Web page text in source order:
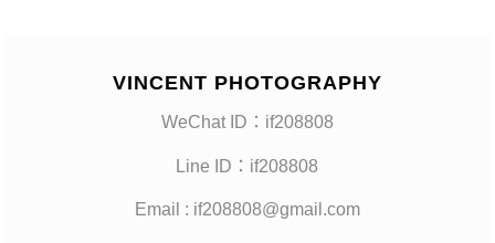
VINCENT PHOTOGRAPHY
WeChat ID：if208808
Line ID：if208808
Email : if208808@gmail.com